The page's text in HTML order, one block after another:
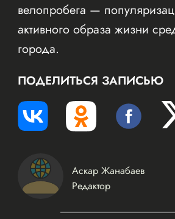
велопробега —
активного образа жизни
города.
ПОДЕЛИТЬСЯ ЗАПИСЬЮ
Аскар Жанабаев
Редактор